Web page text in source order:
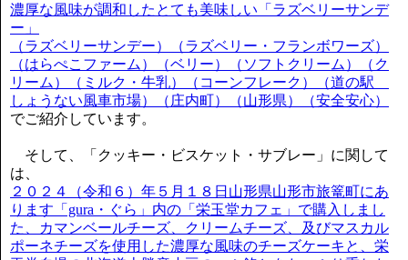
濃厚な風味が調和したとても美味しい「ラズベリーサンデ
ー」
（ラズベリーサンデー）（ラズベリー・フランボワーズ）
（はらぺこファーム）（ベリー）（ソフトクリーム）（ク
リーム）（ミルク・牛乳）（コーンフレーク）（道の駅
しょうない風車市場）（庄内町）（山形県）（安全安心）
でご紹介しています。
そして、「クッキー・ビスケット・サブレー」に関して
は、
２０２４（令和６）年５月１８日山形県山形市旅篭町にあ
ります「gura・ぐら」内の「栄玉堂カフェ」で購入しまし
た、カマンベールチーズ、クリームチーズ、及びマスカル
ポーネチーズを使用した濃厚な風味のチーズケーキと、栄